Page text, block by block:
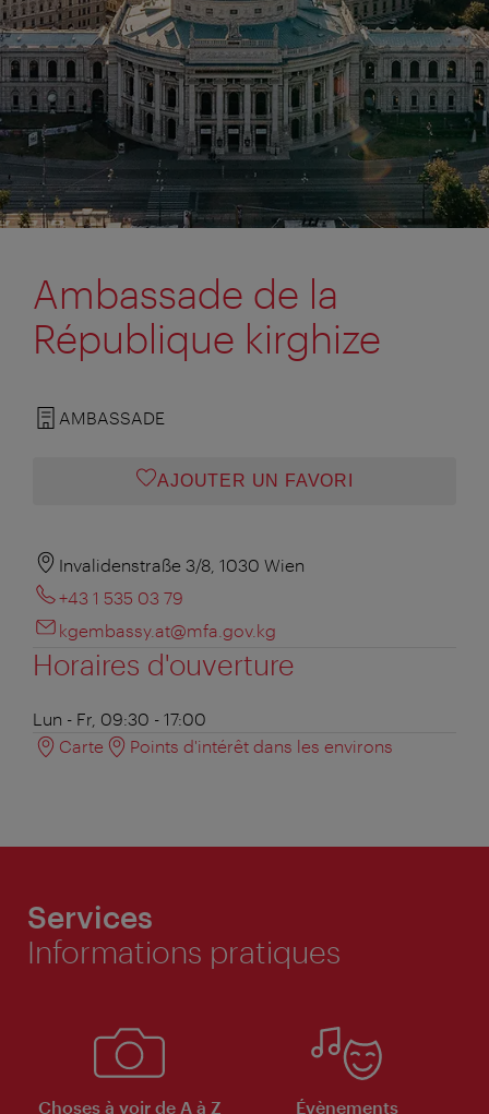
Ambassade de la
République kirghize
AMBASSADE
AJOUTER UN FAVORI
Invalidenstraße 3/8, 1030 Wien
+43 1 535 03 79
kgembassy.at@mfa.gov.kg
Horaires d'ouverture
Lun - Fr, 09:30 - 17:00
Carte
Points d'intérêt dans les environs
Services
Informations pratiques
Choses à voir de A à Z Évènements